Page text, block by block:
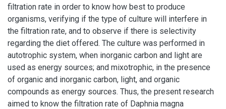
filtration rate in order to know how best to produce
organisms, verifying if the type of culture will interfere in
the filtration rate, and to observe if there is selectivity
regarding the diet offered. The culture was performed in
autotrophic system, when inorganic carbon and light are
used as energy sources; and mixotrophic, in the presence
of organic and inorganic carbon, light, and organic
compounds as energy sources. Thus, the present research
aimed to know the filtration rate of Daphnia magna